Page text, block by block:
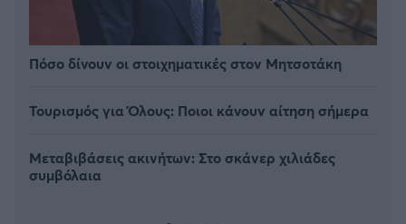
Πόσο δίνουν οι στοιχηματικές στον Μητσοτάκη
Τουρισμός για Όλους: Ποιοι κάνουν αίτηση σήμερα
Μεταβιβάσεις ακινήτων: Στο σκάνερ χιλιάδες
συμβόλαια